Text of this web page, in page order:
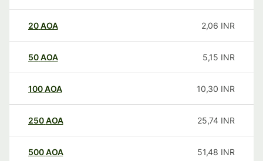
20AOA 2,06 INR
50AOA 5,15 INR
100AOA 10,30 INR
250AOA 25,74 INR
500AOA 51,48 INR